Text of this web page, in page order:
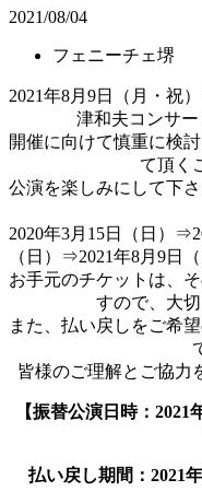
2021/08/04
フェニーチェ堺
2021年8月9日（月・祝
津和夫コンサー
開催に向けて慎重に検
て頂く
公演を楽しみにして下
2020年3月15日（日）
（日）⇒2021年8月9日
お手元のチケットは、
すので、大
また、払い戻しをご希
皆様のご理解とご協力
【振替公演日時：
払い戻し期間：2021年